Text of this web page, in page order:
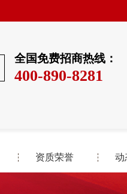
全国免费招商热线：
400-890-8281
资质荣誉 动